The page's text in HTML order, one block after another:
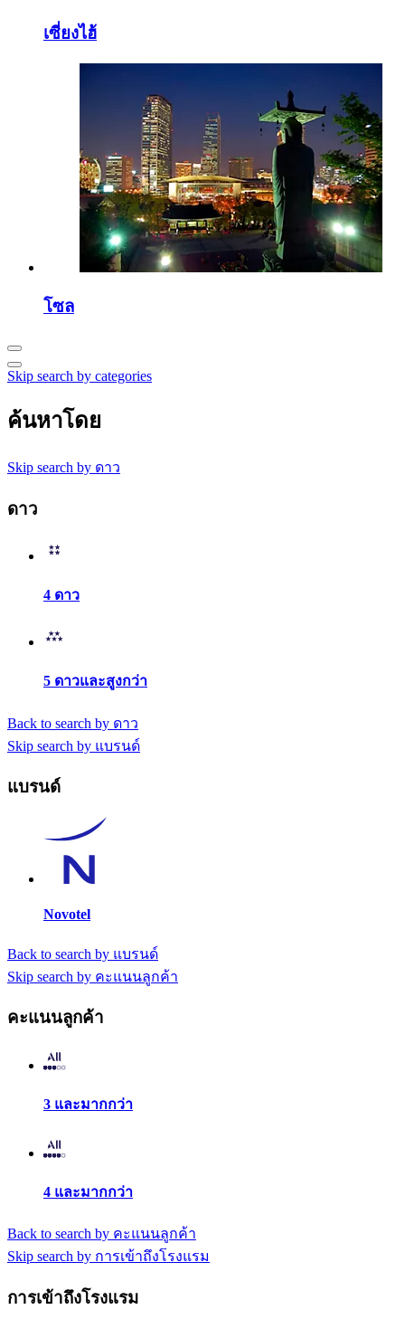
เซี่ยงไฮ้
โซล
Skip search by categories
ค้นหาโดย
Skip search by ดาว
ดาว
4 ดาว
5 ดาวและสูงกว่า
Back to search by ดาว
Skip search by แบรนด์
แบรนด์
Novotel
Back to search by แบรนด์
Skip search by คะแนนลูกค้า
คะแนนลูกค้า
3 และมากกว่า
4 และมากกว่า
Back to search by คะแนนลูกค้า
Skip search by การเข้าถึงโรงแรม
การเข้าถึงโรงแรม